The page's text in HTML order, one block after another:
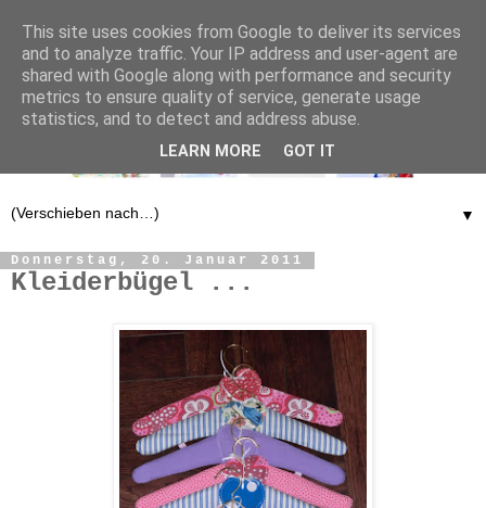
▼
Donnerstag, 20. Januar 2011
Kleiderbügel ...
This site uses cookies from Google to deliver its services
and to analyze traffic. Your IP address and user-agent are
shared with Google along with performance and security
metrics to ensure quality of service, generate usage
statistics, and to detect and address abuse.
LEARN MORE GOT IT